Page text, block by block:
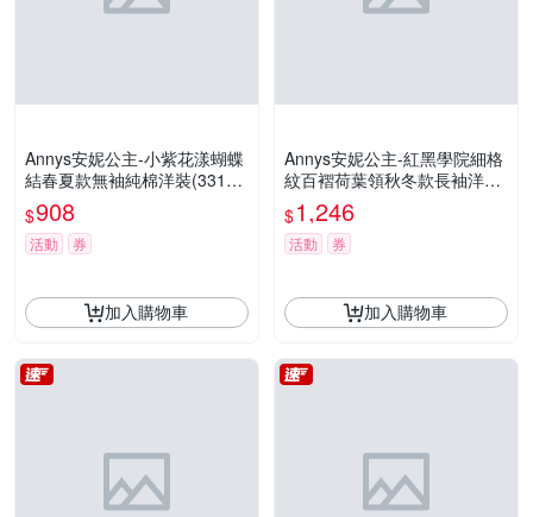
Annys安妮公主-小紫花漾蝴蝶
結春夏款無袖純棉洋裝(3314
紫色)
$908
活動 券
加入購物車
Annys安妮公主-紅黑學院細格
紋百褶荷葉領秋冬款長袖洋裝*
0226灰色
$1,246
活動 券
加入購物車